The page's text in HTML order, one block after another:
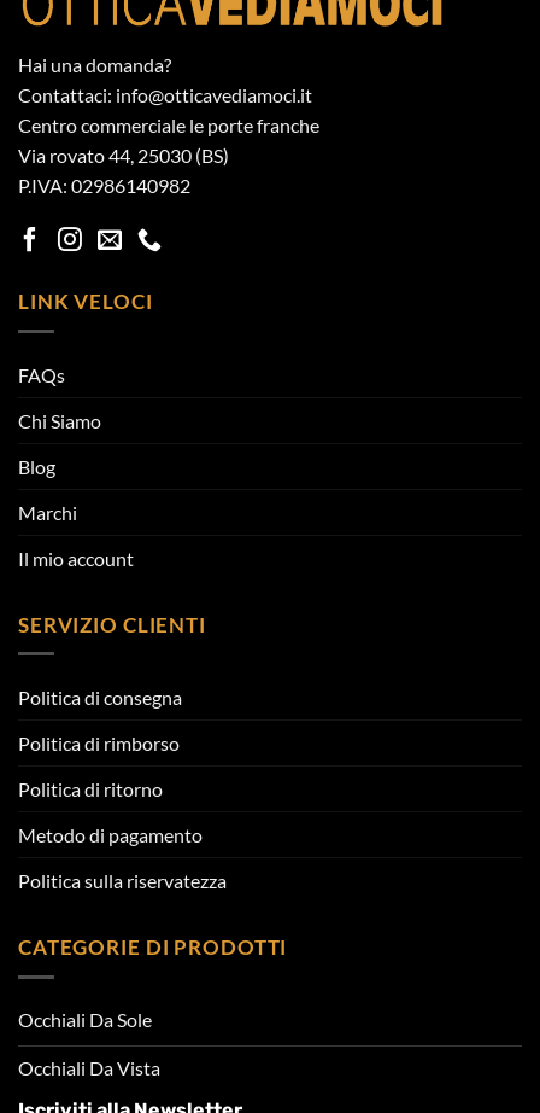
Hai una domanda?
Contattaci: info@otticavediamoci.it
Centro commerciale le porte franche
Via rovato 44, 25030 (BS)
P.IVA: 02986140982
LINK VELOCI
FAQs
Chi Siamo
Blog
Marchi
Il mio account
SERVIZIO CLIENTI
Politica di consegna
Politica di rimborso
Politica di ritorno
Metodo di pagamento
Politica sulla riservatezza
CATEGORIE DI PRODOTTI
Occhiali Da Sole
Occhiali Da Vista